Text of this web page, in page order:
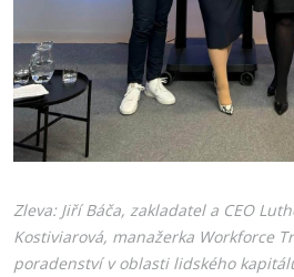
Zleva: Jiří Báča, zakladatel a CEO
Kostiviarová, manažerka Workforce
poradenství v oblasti lidského